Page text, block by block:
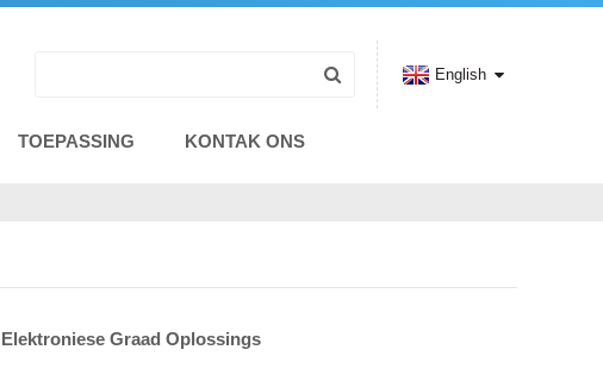
TOEPASSING KONTAK ONS
English
Graad Oplossings